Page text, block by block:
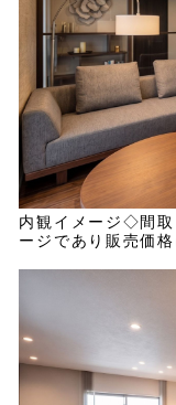
内観イメージ◇間
ージであり販売価